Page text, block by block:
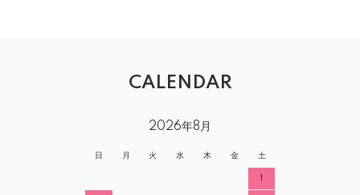
CALENDAR
2026年8月
日 月 火 水 木 金 土